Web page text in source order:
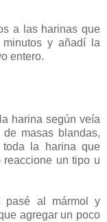
a las harinas que
y añadí la
entero.
harina según veía
masas blandas,
la harina que
un tipo u
pasé al mármol y
agregar un poco